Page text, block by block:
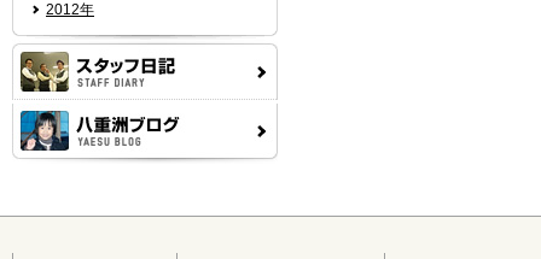
2012年